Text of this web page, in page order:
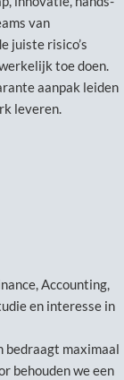
van
juiste risico’s
toe doen.
aanpak leiden
leveren.
Accounting,
en interesse in
bedraagt maximaal
behouden we een